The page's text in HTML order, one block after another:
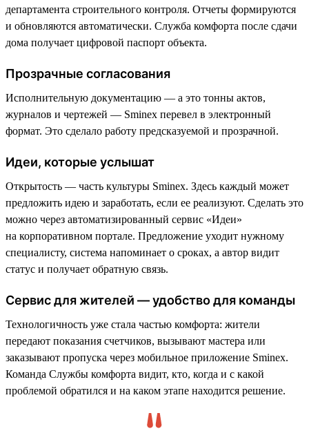
департамента строительного контроля. Отчеты формируются
и обновляются автоматически. Служба комфорта после сдачи
дома получает цифровой паспорт объекта.
Прозрачные согласования
Исполнительную документацию — а это тонны актов,
журналов и чертежей — Sminex перевел в электронный
формат. Это сделало работу предсказуемой и прозрачной.
Идеи, которые услышат
Открытость — часть культуры Sminex. Здесь каждый может
предложить идею и заработать, если ее реализуют. Сделать это
можно через автоматизированный сервис «Идеи»
на корпоративном портале. Предложение уходит нужному
специалисту, система напоминает о сроках, а автор видит
статус и получает обратную связь.
Сервис для жителей — удобство для команды
Технологичность уже стала частью комфорта: жители
передают показания счетчиков, вызывают мастера или
заказывают пропуска через мобильное приложение Sminex.
Команда Службы комфорта видит, кто, когда и с какой
проблемой обратился и на каком этапе находится решение.